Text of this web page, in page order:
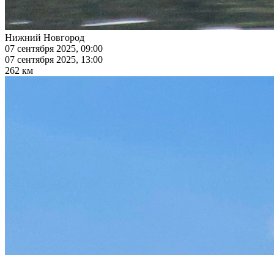
Нижний Новгород
07 сентября 2025, 09:00
07 сентября 2025, 13:00
262 км